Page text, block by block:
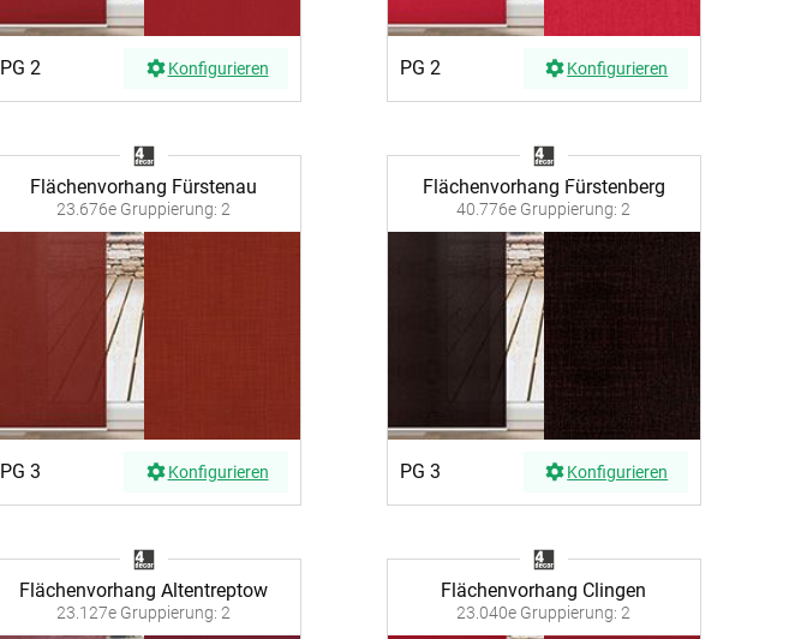
PG 2 Konfigurieren PG 2 Konfigurieren
Flächenvorhang Fürstenau
23.676e Gruppierung: 2
PG 3 Konfigurieren
Flächenvorhang Fürstenberg
40.776e Gruppierung: 2
PG 3 Konfigurieren
Flächenvorhang Altentreptow
23.127e Gruppierung: 2
Flächenvorhang Clingen
23.040e Gruppierung: 2